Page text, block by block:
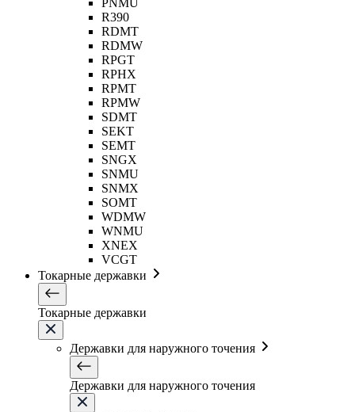
PNMU
R390
RDMT
RDMW
RPGT
RPHX
RPMT
RPMW
SDMT
SEKT
SEMT
SNGX
SNMU
SNMX
SOMT
WDMW
WNMU
XNEX
VCGT
Токарные державки
Токарные державки
Державки для наружного точения
Державки для наружного точения